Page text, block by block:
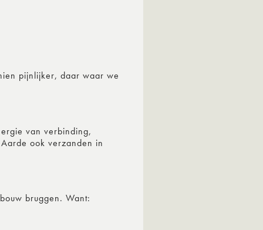
pijnlijker, daar waar we
van verbinding,
ook verzanden in
bruggen. Want: